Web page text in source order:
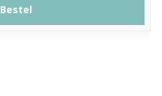
Bestel